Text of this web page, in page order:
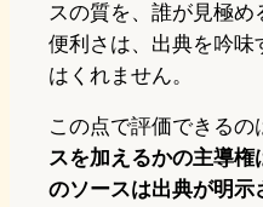
スの質を、誰が見極め
便利さは、出典を吟味
はくれません。
この点で評価できるの
スを加えるかの主導
のソースは出典が明示